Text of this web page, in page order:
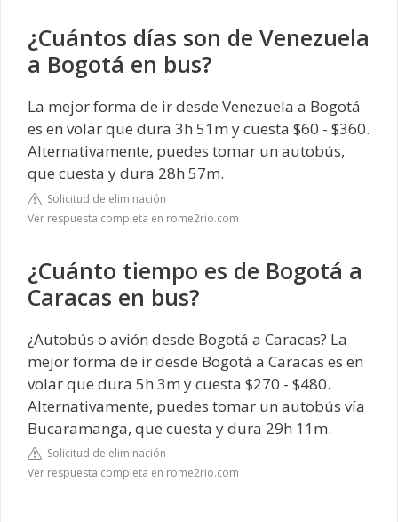
¿Cuántos días son de Venezuela
a Bogotá en bus?
La mejor forma de ir desde Venezuela a Bogotá
es en volar que dura 3h 51m y cuesta $60 - $360.
Alternativamente, puedes tomar un autobús,
que cuesta y dura 28h 57m.
Solicitud de eliminación
Ver respuesta completa en rome2rio.com
¿Cuánto tiempo es de Bogotá a
Caracas en bus?
¿Autobús o avión desde Bogotá a Caracas? La
mejor forma de ir desde Bogotá a Caracas es en
volar que dura 5h 3m y cuesta $270 - $480.
Alternativamente, puedes tomar un autobús vía
Bucaramanga, que cuesta y dura 29h 11m.
Solicitud de eliminación
Ver respuesta completa en rome2rio.com